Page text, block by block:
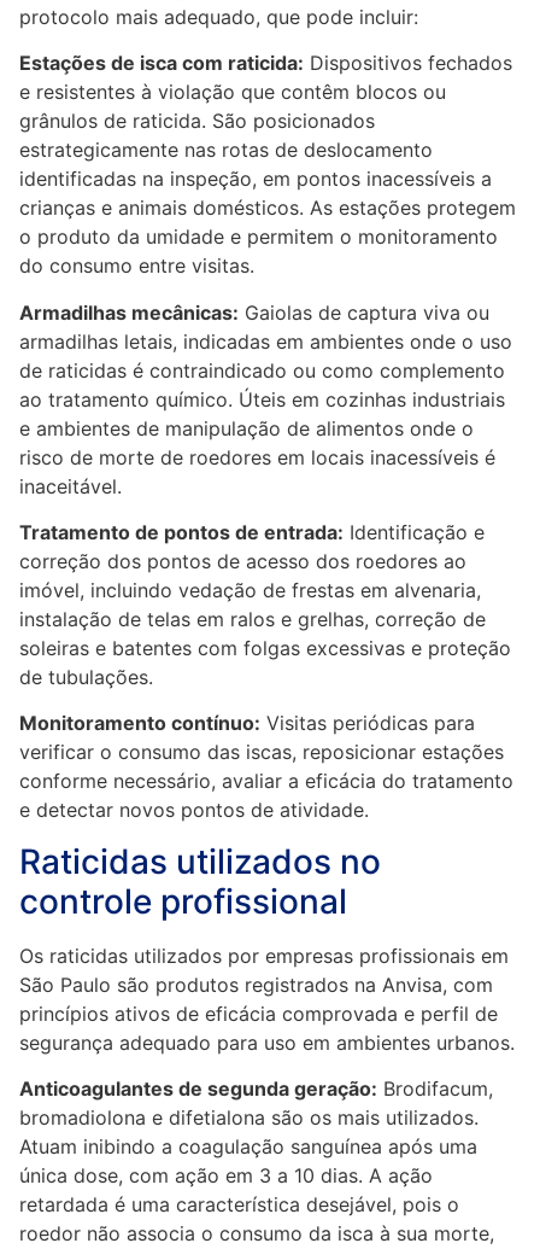
protocolo mais adequado, que pode incluir:
Estações de isca com raticida: Dispositivos fechados
e resistentes à violação que contêm blocos ou
grânulos de raticida. São posicionados
estrategicamente nas rotas de deslocamento
identificadas na inspeção, em pontos inacessíveis a
crianças e animais domésticos. As estações protegem
o produto da umidade e permitem o monitoramento
do consumo entre visitas.
Armadilhas mecânicas: Gaiolas de captura viva ou
armadilhas letais, indicadas em ambientes onde o uso
de raticidas é contraindicado ou como complemento
ao tratamento químico. Úteis em cozinhas industriais
e ambientes de manipulação de alimentos onde o
risco de morte de roedores em locais inacessíveis é
inaceitável.
Tratamento de pontos de entrada: Identificação e
correção dos pontos de acesso dos roedores ao
imóvel, incluindo vedação de frestas em alvenaria,
instalação de telas em ralos e grelhas, correção de
soleiras e batentes com folgas excessivas e proteção
de tubulações.
Monitoramento contínuo: Visitas periódicas para
verificar o consumo das iscas, reposicionar estações
conforme necessário, avaliar a eficácia do tratamento
e detectar novos pontos de atividade.
Raticidas utilizados no
controle profissional
Os raticidas utilizados por empresas profissionais em
São Paulo são produtos registrados na Anvisa, com
princípios ativos de eficácia comprovada e perfil de
segurança adequado para uso em ambientes urbanos.
Anticoagulantes de segunda geração: Brodifacum,
bromadiolona e difetialona são os mais utilizados.
Atuam inibindo a coagulação sanguínea após uma
única dose, com ação em 3 a 10 dias. A ação
retardada é uma característica desejável, pois o
roedor não associa o consumo da isca à sua morte,